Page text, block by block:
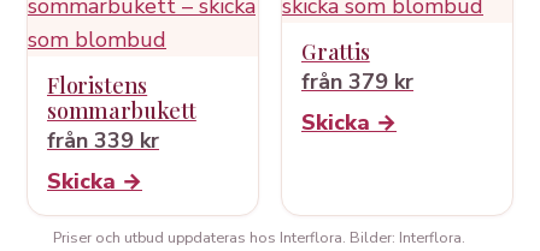
Floristens
sommarbukett
från 339 kr
Skicka →
Grattis
från 379 kr
Skicka →
Priser och utbud uppdateras hos Interflora. Bilder: Interflora.